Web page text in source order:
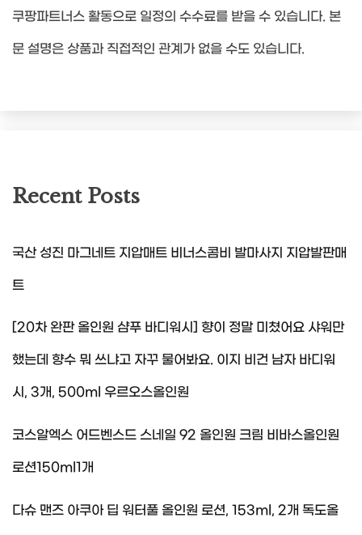
쿠팡파트너스 활동으로 일정의 수수료를 받을 수 있습니다. 본
문 설명은 상품과 직접적인 관계가 없을 수도 있습니다.
Recent Posts
국산 성진 마그네트 지압매트 비너스콤비 발마사지 지압발판매
트
[20차 완판 올인원 샴푸 바디워시] 향이 정말 미쳤어요 샤워만
했는데 향수 뭐 쓰냐고 자꾸 물어봐요. 이지 비건 남자 바디워
시, 3개, 500ml 우르오스올인원
코스알엑스 어드벤스드 스네일 92 올인원 크림 비바스올인원
로션150ml1개
다슈 맨즈 아쿠아 딥 워터풀 올인원 로션, 153ml, 2개 독도올